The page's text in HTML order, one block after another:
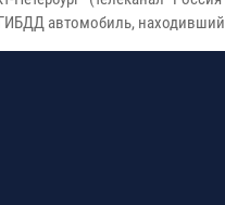
автомобиль,